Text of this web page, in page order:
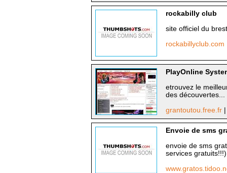
rockabilly club
site officiel du
rockabillyclub.com
PlayOnline
etrouvez le
des découvertes...
grantoutou.free.fr
Envoie de sms
envoie de sms
services gratuits!!!)